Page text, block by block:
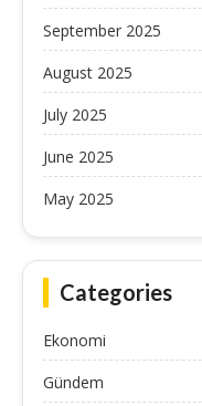
September 2025
August 2025
July 2025
June 2025
May 2025
Categories
Ekonomi
Gündem